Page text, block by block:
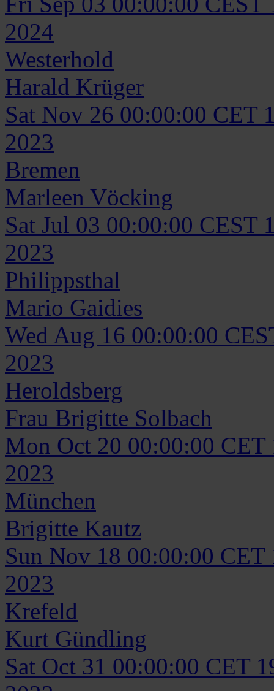
2024
Westerhold
Harald Krüger
Sat Nov 26 00:00:00 CET
2023
Bremen
Marleen Vöcking
Sat Jul 03 00:00:00 CEST
2023
Philippsthal
Mario Gaidies
Wed Aug 16 00:00:00
2023
Heroldsberg
Frau Brigitte Solbach
Mon Oct 20 00:00:00 CET
2023
München
Brigitte Kautz
Sun Nov 18 00:00:00 CET
2023
Krefeld
Kurt Gündling
Sat Oct 31 00:00:00 CET